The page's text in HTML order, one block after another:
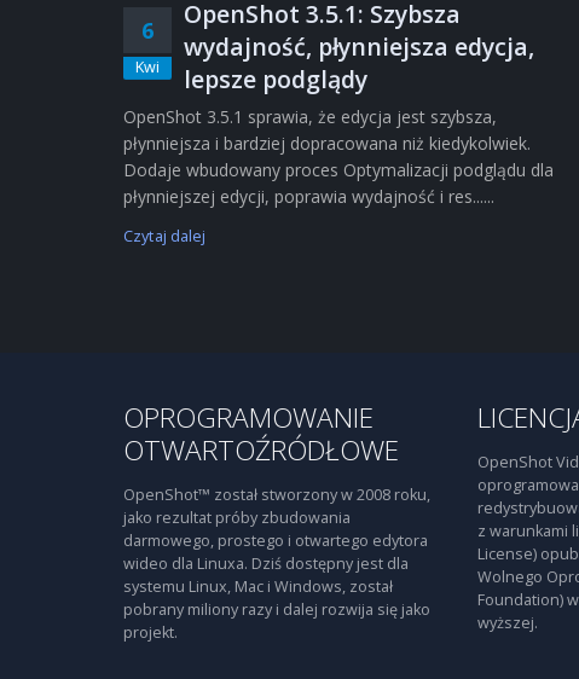
6
Kwi
OpenShot 3.5.1: Szybsza
wydajność, płynniejsza edycja,
lepsze podglądy
OpenShot 3.5.1 sprawia, że edycja jest szybsza,
płynniejsza i bardziej dopracowana niż kiedykolwiek.
Dodaje wbudowany proces Optymalizacji podglądu dla
płynniejszej edycji, poprawia wydajność i res......
Czytaj dalej
OPROGRAMOWANIE
OTWARTOŹRÓDŁOWE
OpenShot™ został stworzony w 2008 roku,
jako rezultat próby zbudowania
darmowego, prostego i otwartego edytora
wideo dla Linuxa. Dziś dostępny jest dla
systemu Linux, Mac i Windows, został
pobrany miliony razy i dalej rozwija się jako
projekt.
OpenShot
z warunkami
License)
Wolnego
Foundation)
wyższej.